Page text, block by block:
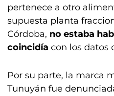
pertenece a otro
supuesta planta
Córdoba, no estaba
coincidía con los datos
Por su parte, la marca
Tunuyán fue